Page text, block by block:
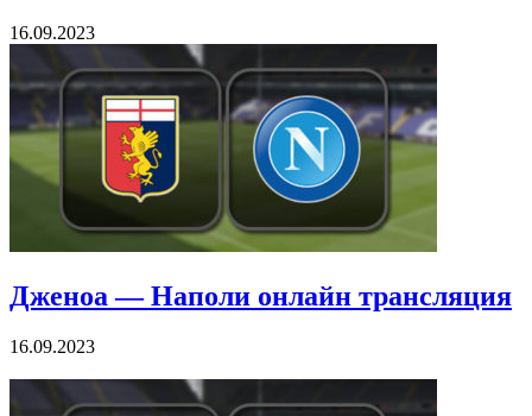
16.09.2023
Дженоа — Наполи онлайн трансляция
16.09.2023